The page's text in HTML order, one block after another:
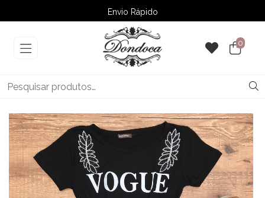
Envio Rápido
➚ Ofertas– Até 60% OFF
0